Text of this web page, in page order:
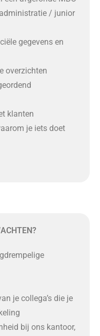
/ junior
gegevens en
overzichten
klanten
je iets doet
je collega’s die je
bij ons kantoor,